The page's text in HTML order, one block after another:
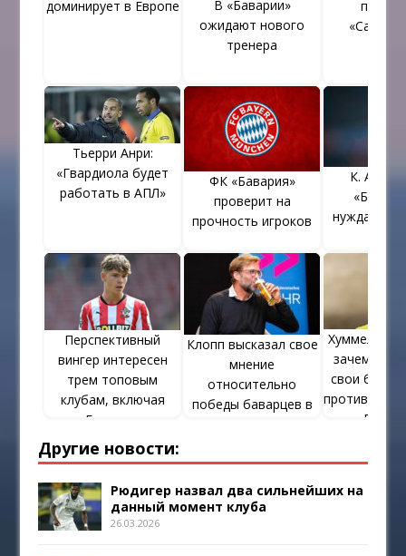
доминирует в Европе
В «Баварии»
ожидают нового
тренера
Тьерри Анри:
«Гвардиола будет
работать в АПЛ»
ФК «Бавария»
проверит на
прочность игроков
К.
нуждается
Перспективный
вингер интересен
трем топовым
клубам, включая
«Баварию»
Клопп высказал свое
мнение
относительно
победы баварцев в
Хуммельс
зачем он
свои бутсы
против
Другие новости:
Рюдигер назвал два сильнейших на
данный момент клуба
26.03.2026